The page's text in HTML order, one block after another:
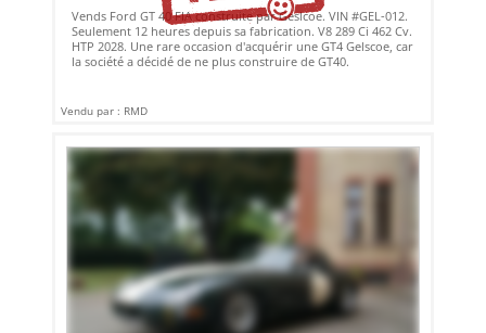
Vends Ford GT 40 FIA construite par Geslcoe. VIN #GEL-012.
Seulement 12 heures depuis sa fabrication. V8 289 Ci 462 Cv.
HTP 2028. Une rare occasion d'acquérir une GT4 Gelscoe, car
la société a décidé de ne plus construire de GT40.
Vendu par : RMD